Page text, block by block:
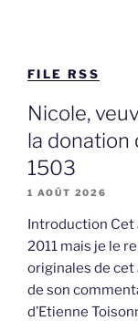
FILE RSS
Nicole,
la donation
1503
1 AOÛT 2026
Introduction Cet
2011 mais je le
originales de cet
de son
d’Etienne